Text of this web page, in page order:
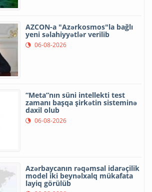
AZCON-a "Azərkosmos"la bağlı
yeni səlahiyyətlər verilib
06-08-2026
“Meta”nın süni intellekti test
zamanı başqa şirkətin sisteminə
daxil olub
06-08-2026
Azərbaycanın rəqəmsal idarəçilik
model iki beynəlxalq mükafata
layiq görülüb